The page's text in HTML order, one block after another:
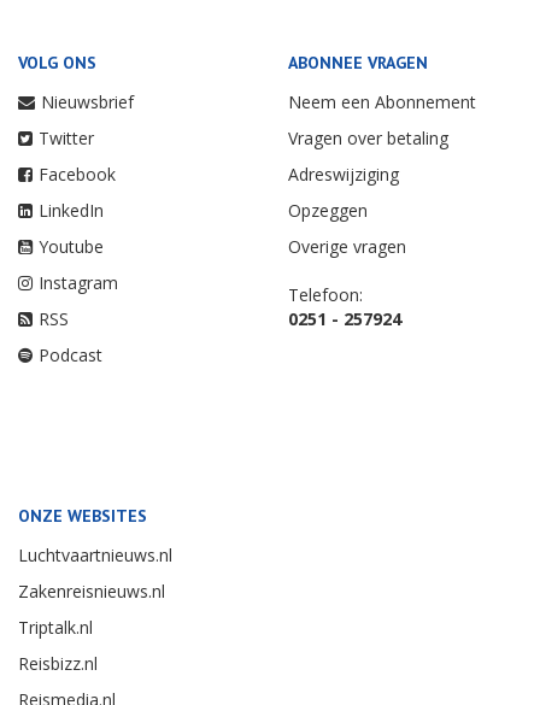
VOLG ONS
Nieuwsbrief
Twitter
Facebook
LinkedIn
Youtube
Instagram
RSS
Podcast
ABONNEE VRAGEN
Neem een Abonnement
Vragen over betaling
Adreswijziging
Opzeggen
Overige vragen
Telefoon:
0251 - 257924
ONZE WEBSITES
Luchtvaartnieuws.nl
Zakenreisnieuws.nl
Triptalk.nl
Reisbizz.nl
Reismedia.nl